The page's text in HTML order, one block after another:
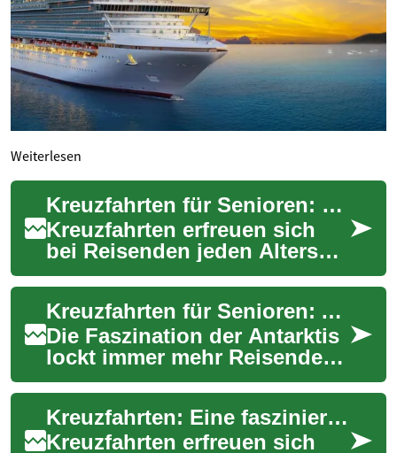
Weiterlesen
Kreuzfahrten für Senioren: Eine Antarktis-Expedition
Kreuzfahrten erfreuen sich
bei Reisenden jeden Alters
großer Beliebtheit, doch für
Senioren bieten sie eine
besonders...
Kreuzfahrten für Senioren: Antarktis-Abenteuer auf hoher See
Die Faszination der Antarktis
lockt immer mehr Reisende
an, insbesondere Senioren,
die nach einzigartigen
Erlebnissen...
Kreuzfahrten: Eine faszinierende Reiseoption für Senioren in die Antarktis
Kreuzfahrten erfreuen sich